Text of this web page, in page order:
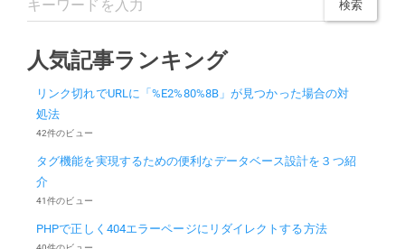
人気記事ランキング
リンク切れでURLに「%E2%80%8B」が見つかった場合の対
処法
42件のビュー
タグ機能を実現するための便利なデータベース設計を３つ紹
介
41件のビュー
PHPで正しく404エラーページにリダイレクトする方法